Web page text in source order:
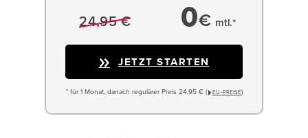
24,95 € 0€ mtl.*
JETZT STARTEN
* für 1 Monat, danach regulärer Preis 24,95 € ( EU−PREISE)